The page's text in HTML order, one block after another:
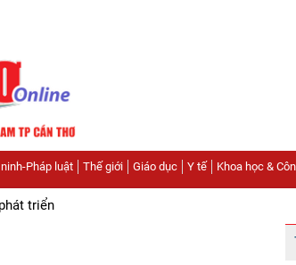
Pháp luật Thế giới Giáo dục Y tế Khoa học &
triển